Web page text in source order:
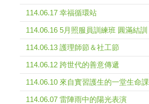
114.06.17 幸福循環站
114.06.16 5月照服員訓練班 圓滿結訓
114.06.13 護理師節＆社工節
114.06.12 跨世代的善意傳遞
114.06.10 來自實習護生的一堂生命課
114.06.07 雷陣雨中的陽光表演